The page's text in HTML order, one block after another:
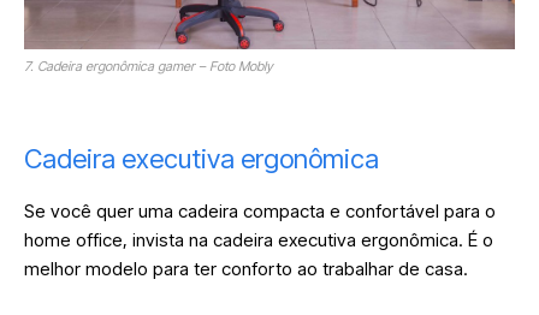
7. Cadeira ergonômica gamer – Foto Mobly
Cadeira executiva ergonômica
Se você quer uma cadeira compacta e confortável para o
home office, invista na cadeira executiva ergonômica. É o
melhor modelo para ter conforto ao trabalhar de casa.